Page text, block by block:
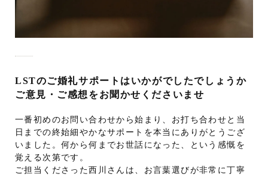
LSTのご婚礼サポートはいかがでしたでしょうか
ご意見・ご感想をお聞かせくださいませ
一番初めのお問い合わせから始まり、お打ち合わせと当
日までの終始細やかなサポートを本当にありがとうござ
いました。何から何までお世話になった、という感慨を
覚える次第です。
ご担当くださった西川さんは、お言葉選びが非常に丁寧